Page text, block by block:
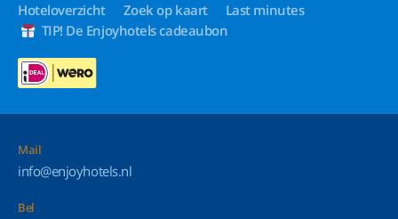
Hoteloverzicht Zoek op kaart
Last minutes
TIP! De Enjoyhotels cadeaubon
Mail
info@enjoyhotels.nl
Bel